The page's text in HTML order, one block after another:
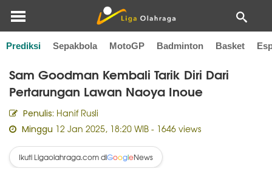
Prediksi Sepakbola MotoGP Badminton Basket
Home Tinju
Sam Goodman Kembali Tarik Diri Dari
Pertarungan Lawan Naoya Inoue
Penulis: Hanif Rusli
Minggu 12 Jan 2025, 18:20 WIB - 1646 views
Ikuti Ligaolahraga.com diGoogleNews